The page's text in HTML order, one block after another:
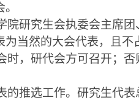
院研究生会执委会主席团
当然的大会代表，且不
时， 研代会方可召开；
的推选工作。研究生代